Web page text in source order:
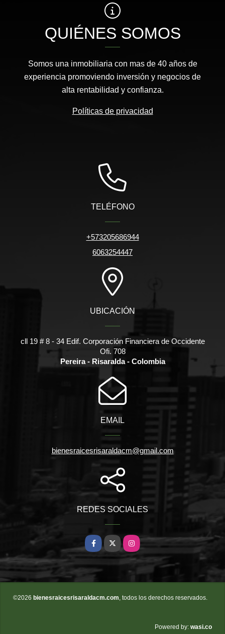
QUIÉNES SOMOS
Somos una inmobiliaria con mas de 40 años de
experiencia promoviendo inversión y negocios de
alta rentabilidad y confianza.
Políticas de privacidad
TELÉFONO
+573205686944
6063254447
UBICACIÓN
cll 19 # 8 - 34 Edif. Corporación Financiera de Occidente
Ofi. 708
Pereira - Risaralda - Colombia
EMAIL
bienesraicesrisaraldacm@gmail.com
REDES SOCIALES
Facebook
X Instagram
©2026 bienesraicesrisaraldacm.com , todos los derechos reservados.
Powered by: wasi.co